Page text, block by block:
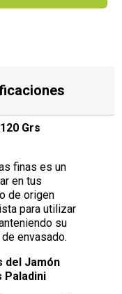
Grs
finas es un
en tus
de origen
para utilizar
su
envasado.
del Jamón
Paladini